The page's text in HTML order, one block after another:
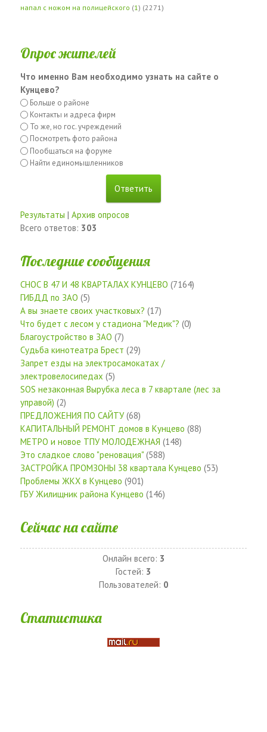
напал с ножом на полицейского (1 ) (2271)
Опрос жителей
Что именно Вам необходимо узнать на сайте о
Кунцево?
Больше о районе
Контакты и адреса фирм
То же, но гос. учреждений
Посмотреть фото района
Пообщаться на форуме
Найти единомышленников
Результаты | Архив опросов
Всего ответов: 303
Последние сообщения
СНОС В 47 И 48 КВАРТАЛАХ КУНЦЕВО (7164)
ГИБДД по ЗАО (5)
А вы знаете своих участковых? (17)
Что будет с лесом у стадиона "Медик"? (0)
Благоустройство в ЗАО (7)
Судьба кинотеатра Брест (29)
Запрет езды на электросамокатах /
электровелосипедах (5)
SOS незаконная Вырубка леса в 7 квартале (лес за
управой) (2)
ПРЕДЛОЖЕНИЯ ПО САЙТУ(68)
КАПИТАЛЬНЫЙ РЕМОНТ домов в Кунцево (88)
МЕТРО и новое ТПУ МОЛОДЕЖНАЯ (148)
Это сладкое слово "реновация" (588)
ЗАСТРОЙКА ПРОМЗОНЫ 38 квартала Кунцево (53)
Проблемы ЖКХ в Кунцево (901)
ГБУ Жилищник района Кунцево (146)
Сейчас на сайте
Онлайн всего: 3
Гостей: 3
Пользователей: 0
Статистика